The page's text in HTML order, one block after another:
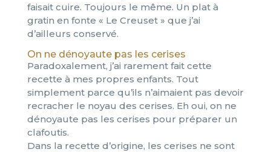
faisait cuire. Toujours le même. Un plat à
gratin en fonte « Le Creuset » que j’ai
d’ailleurs conservé.
On ne dénoyaute pas les cerises
Paradoxalement, j’ai rarement fait cette
recette à mes propres enfants. Tout
simplement parce qu’ils n’aimaient pas devoir
recracher le noyau des cerises. Eh oui, on ne
dénoyaute pas les cerises pour préparer un
clafoutis.
Dans la recette d’origine, les cerises ne sont